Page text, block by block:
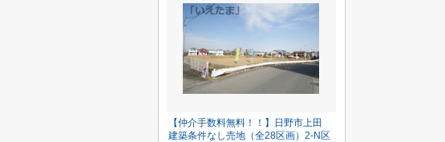
【仲介手数料無料！！】日野市上田
建築条件なし売地（全28区画）2-N区